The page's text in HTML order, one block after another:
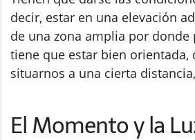
decir, estar en una elevación
de una zona amplia por donde
tiene que estar bien orientada,
situarnos a una cierta
El Momento y la